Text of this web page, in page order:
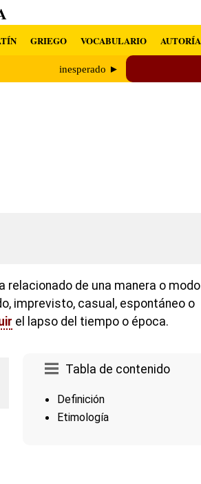
GRIEGO VOCABULARIO AUTORÍA
inesperado ►
relacionado de una manera o modo
imprevisto, casual, espontáneo o
el lapso del tiempo o época.
Tabla de contenido
Definición
Etimología